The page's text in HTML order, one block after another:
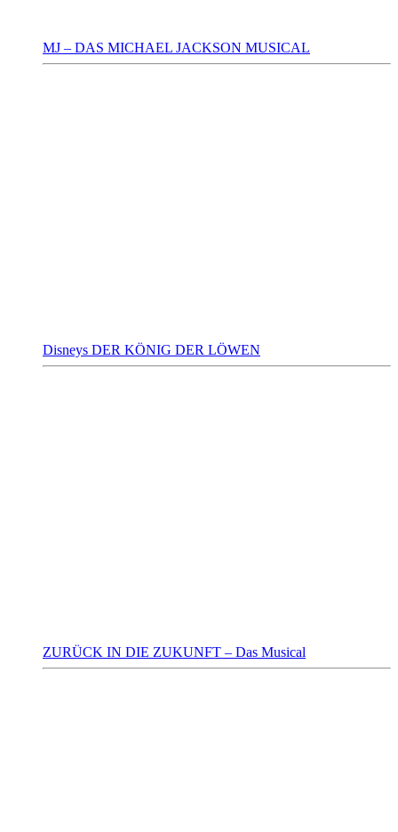
MJ – DAS MICHAEL JACKSON MUSICAL
Disneys DER KÖNIG DER LÖWEN
ZURÜCK IN DIE ZUKUNFT – Das Musical